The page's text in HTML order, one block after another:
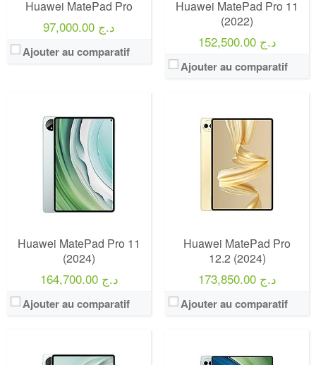
Huawei MatePad Pro
97,000.00 د.ج
Ajouter au comparatif
Huawei MatePad Pro 11
(2022)
152,500.00 د.ج
Ajouter au comparatif
Huawei MatePad Pro 11
(2024)
164,700.00 د.ج
Ajouter au comparatif
Huawei MatePad Pro
12.2 (2024)
173,850.00 د.ج
Ajouter au comparatif